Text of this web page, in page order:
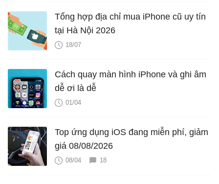
Tổng hợp địa chỉ mua iPhone cũ uy tín
tại Hà Nội 2026
18/07
Cách quay màn hình iPhone và ghi âm
dễ ơi là dễ
01/04
Top ứng dụng iOS đang miễn phí, giảm
giá 08/08/2026
08/04 18